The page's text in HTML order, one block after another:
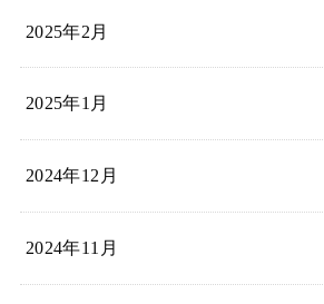
2025年2月
2025年1月
2024年12月
2024年11月